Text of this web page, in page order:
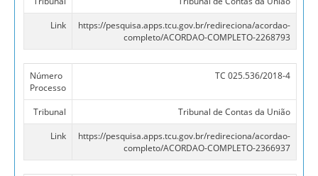
Link
https://pesquisa.apps.tcu.gov.br/redireciona/acordao-
completo/ACORDAO-COMPLETO-2268793
Número
Processo
TC 025.536/2018-4
Tribunal
Tribunal de Contas da União
Link
https://pesquisa.apps.tcu.gov.br/redireciona/acordao-
completo/ACORDAO-COMPLETO-2366937